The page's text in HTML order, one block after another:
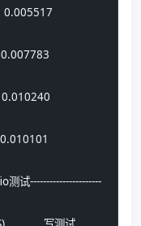
0.005517
测试----------------------